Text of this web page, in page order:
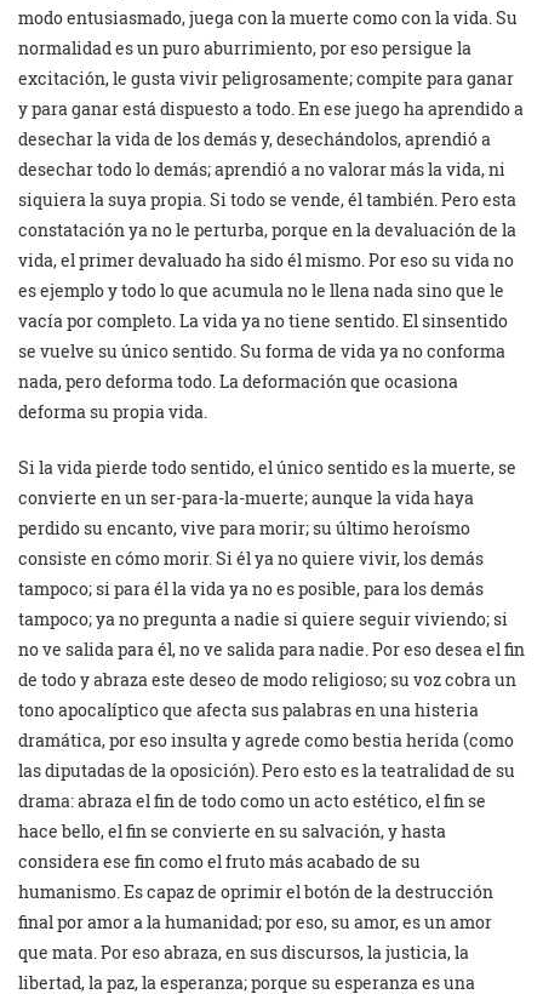
modo entusiasmado, juega con la muerte como con la vida. Su
normalidad es un puro aburrimiento, por eso persigue la
excitación, le gusta vivir peligrosamente; compite para ganar
y para ganar está dispuesto a todo. En ese juego ha aprendido a
desechar la vida de los demás y, desechándolos, aprendió a
desechar todo lo demás; aprendió a no valorar más la vida, ni
siquiera la suya propia. Si todo se vende, él también. Pero esta
constatación ya no le perturba, porque en la devaluación de la
vida, el primer devaluado ha sido él mismo. Por eso su vida no
es ejemplo y todo lo que acumula no le llena nada sino que le
vacía por completo. La vida ya no tiene sentido. El sinsentido
se vuelve su único sentido. Su forma de vida ya no conforma
nada, pero deforma todo. La deformación que ocasiona
deforma su propia vida.
Si la vida pierde todo sentido, el único sentido es la muerte, se
convierte en un ser-para-la-muerte; aunque la vida haya
perdido su encanto, vive para morir; su último heroísmo
consiste en cómo morir. Si él ya no quiere vivir, los demás
tampoco; si para él la vida ya no es posible, para los demás
tampoco; ya no pregunta a nadie si quiere seguir viviendo; si
no ve salida para él, no ve salida para nadie. Por eso desea el fin
de todo y abraza este deseo de modo religioso; su voz cobra un
tono apocalíptico que afecta sus palabras en una histeria
dramática, por eso insulta y agrede como bestia herida (como
las diputadas de la oposición). Pero esto es la teatralidad de su
drama: abraza el fin de todo como un acto estético, el fin se
hace bello, el fin se convierte en su salvación, y hasta
considera ese fin como el fruto más acabado de su
humanismo. Es capaz de oprimir el botón de la destrucción
final por amor a la humanidad; por eso, su amor, es un amor
que mata. Por eso abraza, en sus discursos, la justicia, la
libertad, la paz, la esperanza; porque su esperanza es una